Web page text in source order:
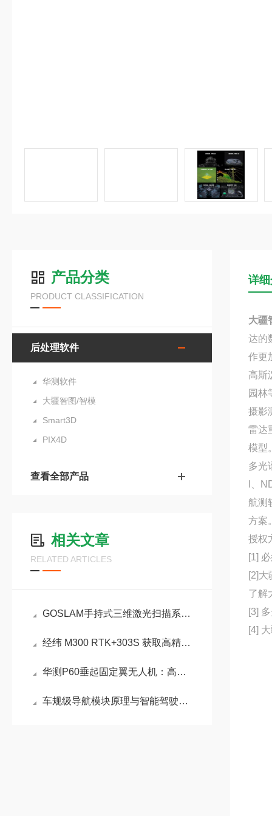
产品分类
PRODUCT CLASSIFICATION
后处理软件
华测软件
大疆智图/智模
Smart3D
PIX4D
查看全部产品
相关文章
RELATED ARTICLES
GOSLAM手持式三维激光扫描系统在古建筑方 面的应用
经纬 M300 RTK+303S 获取高精度三维模型介绍
华测P60垂起固定翼无人机：高原与复杂地形的航测利器
车规级导航模块原理与智能驾驶辅助应用
详
大疆
达的
作更
高斯
园林
摄影
雷达
模型。
多光
I、
航测
方案。
授权
[1]
[2]
了解
[3]
[4]